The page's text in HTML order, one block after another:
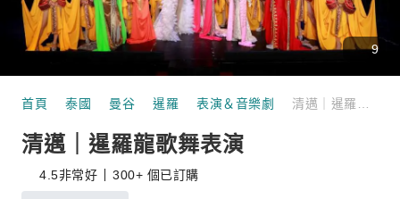
9
首頁 泰國 曼谷 暹羅 表演＆音樂劇
清邁｜暹羅龍歌舞表演
4.5非常好 300+ 個已訂購